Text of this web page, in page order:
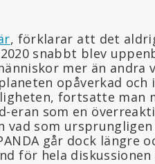
, förklarar att det
snabbt blev
mer än andra
opåverkad och
fortsatte man
eran som en
som
går dock längre
för hela